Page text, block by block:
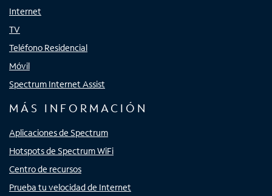
Internet
TV
Teléfono Residencial
Móvil
Spectrum Internet Assist
MÁS INFORMACIÓN
Aplicaciones de Spectrum
Hotspots de Spectrum WiFi
Centro de recursos
Prueba tu velocidad de Internet